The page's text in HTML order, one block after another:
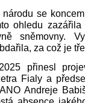
národu se
ohledu zazářila
sněmovny.
za což je
přinesl
Fialy a
Andreje